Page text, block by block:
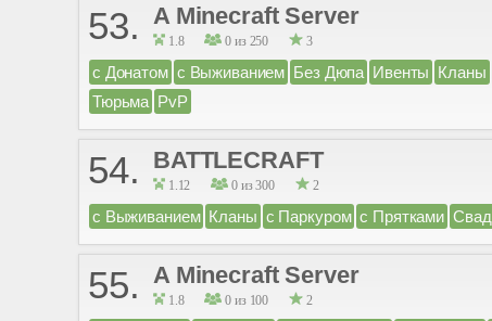
53. A Minecraft Server
1.8 0 из 250 3
с Донатом с Выживанием Без Дюпа Ивенты Кланы
Тюрьма PvP
54. BATTLECRAFT
1.12 0 из 300 2
с Выживанием Кланы с Паркуром с Прятками
55. A Minecraft Server
1.8 0 из 100 2